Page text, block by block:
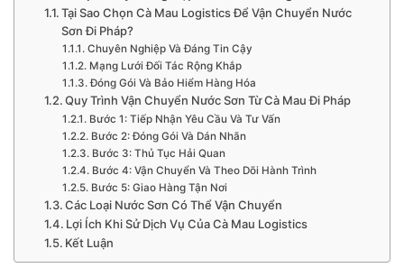
Tại Sao Chọn Cà Mau Logistics Để Vận Chuyển Nước
Sơn Đi Pháp?
Chuyên Nghiệp Và Đáng Tin Cậy
Mạng Lưới Đối Tác Rộng Khắp
Đóng Gói Và Bảo Hiểm Hàng Hóa
Quy Trình Vận Chuyển Nước Sơn Từ Cà Mau Đi Pháp
Bước 1: Tiếp Nhận Yêu Cầu Và Tư Vấn
Bước 2: Đóng Gói Và Dán Nhãn
Bước 3: Thủ Tục Hải Quan
Bước 4: Vận Chuyển Và Theo Dõi Hành Trình
Bước 5: Giao Hàng Tận Nơi
Các Loại Nước Sơn Có Thể Vận Chuyển
Lợi Ích Khi Sử Dịch Vụ Của Cà Mau Logistics
Kết Luận